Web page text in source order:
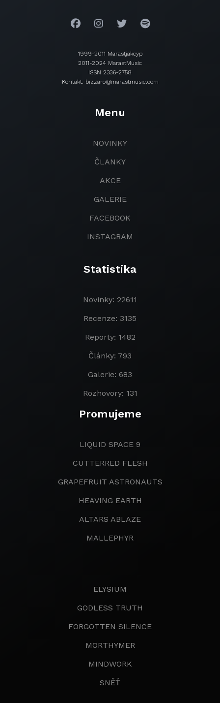
1999-2011 Marastjakcyp
2011-2024 MarastMusic
ISSN 2336-2758
Kontakt: bizzaro@marastmusic.com
Menu
NOVINKY
ČLANKY
AKCE
GALERIE
FACEBOOK
INSTAGRAM
Statistika
Novinky: 22611
Recenze: 3135
Reporty: 1482
Články: 793
Galerie: 683
Rozhovory: 131
Promujeme
LIQUID SPACE 9
CUTTERRED FLESH
GRAPEFRUIT ASTRONAUTS
HEAVING EARTH
ALTARS ABLAZE
MALLEPHYR
ELYSIUM
GODLESS TRUTH
FORGOTTEN SILENCE
MORTHYMER
MINDWORK
SNĚŤ